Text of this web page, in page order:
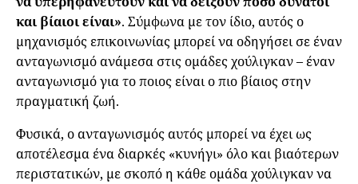
και βίαιοι είναι». Σύμφωνα με τον ίδιο, αυτός ο
μηχανισμός επικοινωνίας μπορεί να οδηγήσει σε έναν
ανταγωνισμό ανάμεσα στις ομάδες χούλιγκαν – έναν
ανταγωνισμό για το ποιος είναι ο πιο βίαιος στην
πραγματική ζωή.
Φυσικά, ο ανταγωνισμός αυτός μπορεί να έχει ως
αποτέλεσμα ένα διαρκές «κυνήγι» όλο και βιαότερων
περιστατικών, με σκοπό η κάθε ομάδα χούλιγκαν να